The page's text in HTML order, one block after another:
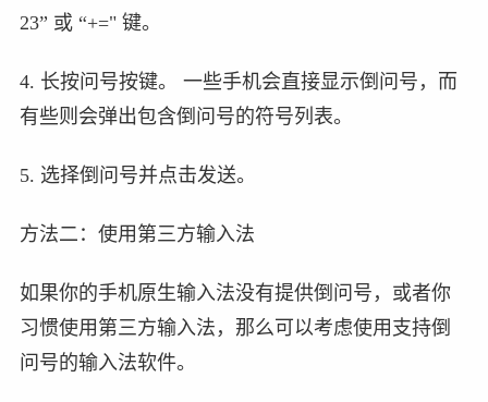
23” 或 “+=" 键。
4. 长按问号按键。 一些手机会直接显示倒问号，而
有些则会弹出包含倒问号的符号列表。
5. 选择倒问号并点击发送。
方法二：使用第三方输入法
如果你的手机原生输入法没有提供倒问号，或者你
习惯使用第三方输入法，那么可以考虑使用支持倒
问号的输入法软件。